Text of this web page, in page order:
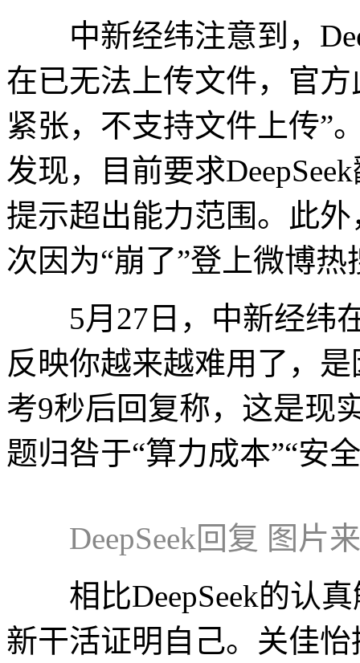
中新经纬注意到，
在已无法上传文件，官
紧张，不支持文件上传”
发现，目前要求
提示超出能力范围。此外
次因为“崩了”登上微博热
5月27日，中新经纬在
反映你越来越难用了，
考9秒后回复称，这是现
题归咎于“算力成本”“安
DeepSeek回复 图片
相比DeepSeek的认真
新干活证明自己。关佳